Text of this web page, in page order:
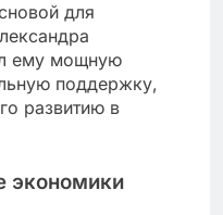
для
ему мощную
поддержку,
развитию в
экономики